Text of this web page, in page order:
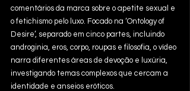
comentários da marca sobre o apetite sexual e
o fetichismo pelo luxo. Focado na ‘Ontology of
Desire’, separado em cinco partes, incluindo
androginia, eros, corpo, roupas e filosofia, o vídeo
narra diferentes áreas de devoção e luxúria,
investigando temas complexos que cercam a
identidade e anseios eróticos.